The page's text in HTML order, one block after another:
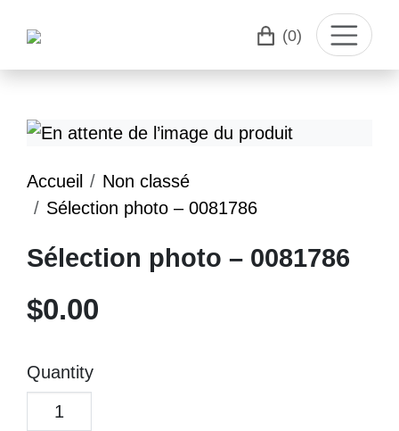
(0)
Accueil
Non classé
Sélection photo – 0081786
Sélection photo – 0081786
$0.00
Quantity